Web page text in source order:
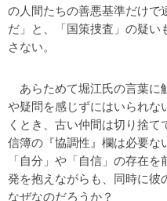
の人間たちの善悪基準だけで
だ」と、「国策捜査」の疑い
さない。
あらためて堀江氏の言葉に
や疑問を感じずにはいられな
くとき、古い仲間は切り捨
信簿の『協調性』欄は必要な
「自分」や「自信」の存在
発を抱えながらも、同時に彼
なぜなのだろうか？